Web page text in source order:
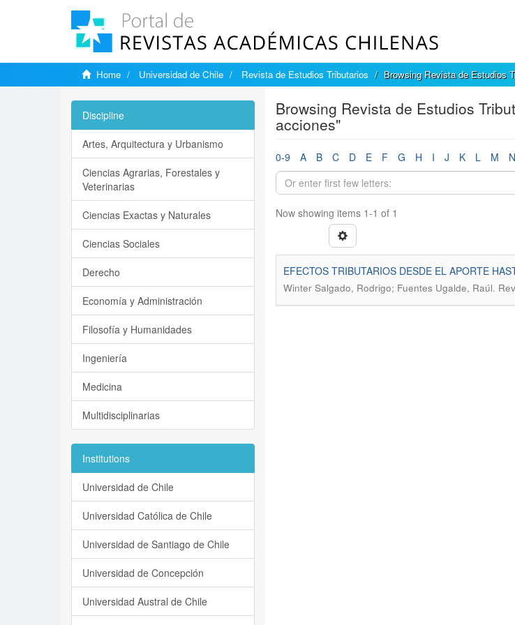
Home Universidad de Chile Revista de Estudios Tributarios Browsing Revista de Estudios
Browsing Revista de Estudios
acciones"
0-9 A B C D E F G H I J K L M N
Now showing items 1-1 of 1
EFECTOS TRIBUTARIOS DESDE EL APORTE
Winter Salgado, Rodrigo; Fuentes Ugalde, Raúl.
Discipline
Artes, Arquitectura y Urbanismo
Ciencias Agrarias, Forestales y
Veterinarias
Ciencias Exactas y Naturales
Ciencias Sociales
Derecho
Economía y Administración
Filosofía y Humanidades
Ingeniería
Medicina
Multidisciplinarias
Institutions
Universidad de Chile
Universidad Católica de Chile
Universidad de Santiago de Chile
Universidad de Concepción
Universidad Austral de Chile